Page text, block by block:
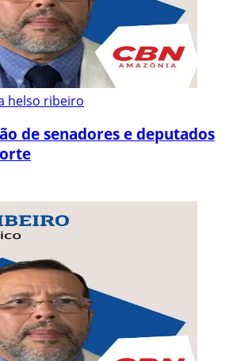
helso ribeiro
de senadores e deputados